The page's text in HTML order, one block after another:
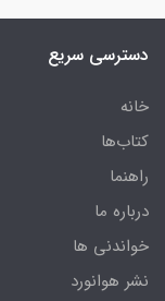
دسترسی سریع
خانه
کتاب‌ها
راهنما
درباره ما
خواندنی ها
نشر هوانورد